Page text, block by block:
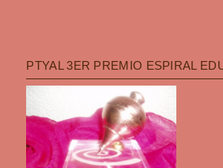
PTYAL 3ER PREMIO ESPIRAL